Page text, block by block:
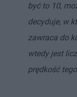
być to 10,
decyduje, w
zawraca do
wtedy jest
prędkość